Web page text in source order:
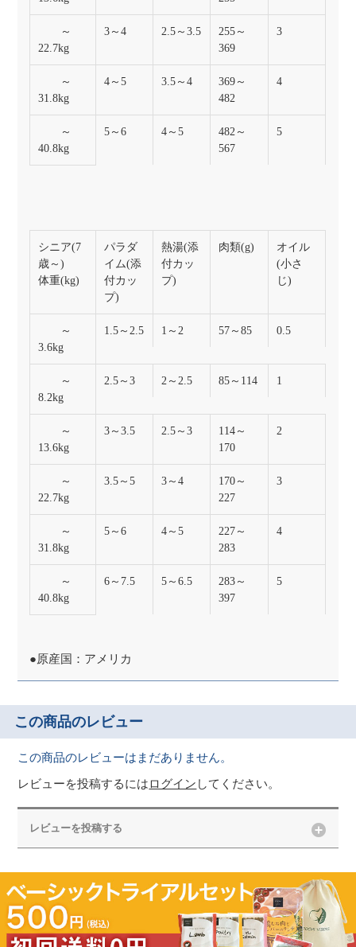
～
22.7kg
3～4 2.5～3.5
255～
369
3
～
31.8kg
4～5 3.5～4
369～
482
4
～
40.8kg
5～6 4～5
482～
567
5
シニア(7
歳～)
体重(kg)
パラダ
イム(添
付カッ
プ)
熱湯(添
付カッ
プ)
肉類(g)
オイル
(小さ
じ)
～
3.6kg
1.5～2.5 1～2 57～85 0.5
～
8.2kg
2.5～3 2～2.5 85～114 1
～
13.6kg
3～3.5 2.5～3
114～
170
2
～
22.7kg
3.5～5 3～4
170～
227
3
～
31.8kg
5～6 4～5
227～
283
4
～
40.8kg
6～7.5 5～6.5
283～
397
5
●原産国：アメリカ
この商品のレビュー
この商品のレビューはまだありません。
レビューを投稿するにはログイン してください。
レビューを投稿する